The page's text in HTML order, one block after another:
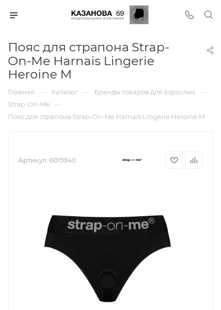
Пояс для страпона Strap-
On-Me Harnais Lingerie
Heroine M
Главная — Каталог — Бренды товаров для взрослых —
Strap-On-Me —
Пояс для страпона Strap-On-Me Harnais Lingerie Heroine M
Артикул: 6015940